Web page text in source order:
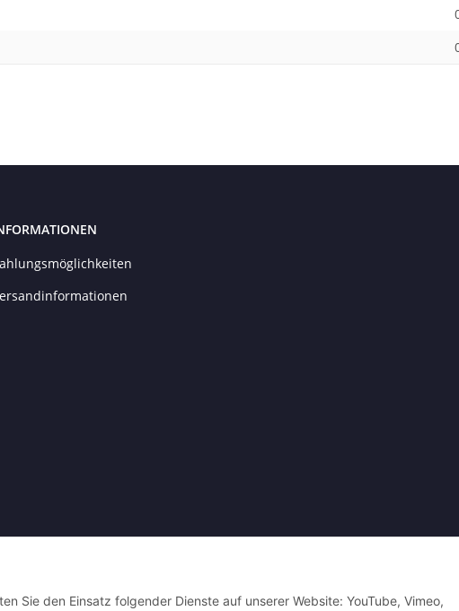
Sie den Einsatz folgender Dienste auf unserer Website: YouTube, Vimeo,